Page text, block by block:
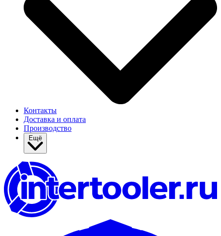
Контакты
Доставка и оплата
Производство